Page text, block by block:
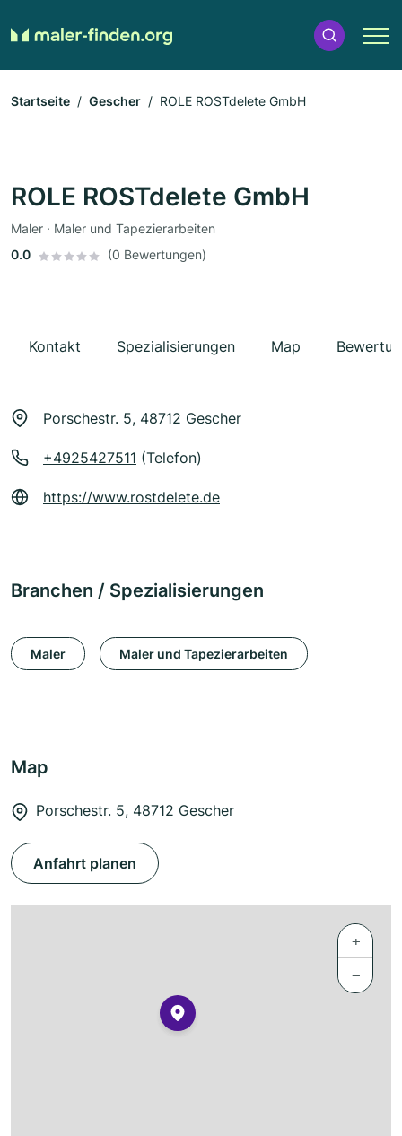
Startseite Gescher ROLE ROSTdelete GmbH
ROLE ROSTdelete GmbH
Maler · Maler und Tapezierarbeiten
0.0
(0 Bewertungen)
Kontakt Spezialisierungen Map
Porschestr. 5, 48712 Gescher
+4925427511 (Telefon)
https://www.rostdelete.de
Branchen / Spezialisierungen
Maler Maler und Tapezierarbeiten
Map
Porschestr. 5, 48712 Gescher
Anfahrt planen
+
−